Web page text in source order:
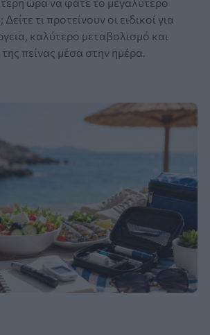
τι προτείνουν οι ειδικοί για
καλύτερο μεταβολισμό και
πείνας μέσα στην ημέρα.